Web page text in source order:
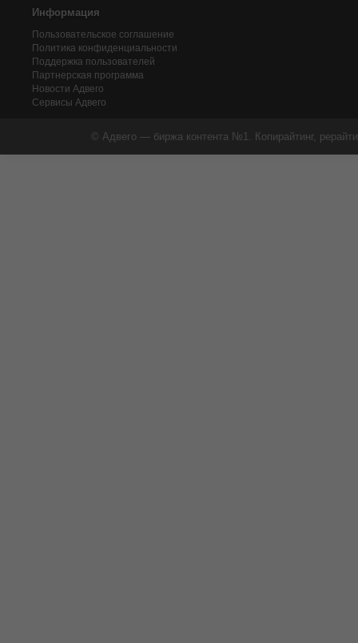
Информация
Пользовательское соглашение
Политика конфиденциальности
Поддержка пользователей
Партнерская программа
Новости Адвего
Сервисы Адвего
© Адвего — биржа контента №1. Копирайтинг,